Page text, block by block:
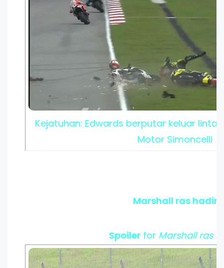
Kejatuhan: Edwards berputar keluar
Motor Simoncelli
Marshall ras hadir
Spoiler for Marshall ras